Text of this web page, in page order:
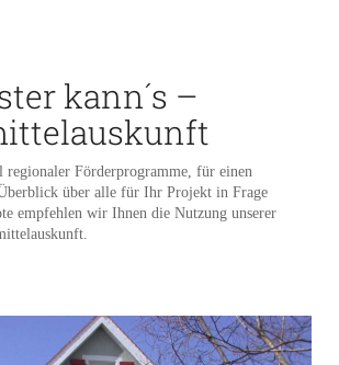
kann´s –
regionaler Förderprogramme, für einen
über alle für Ihr Projekt in Frage
empfehlen wir Ihnen die Nutzung unserer